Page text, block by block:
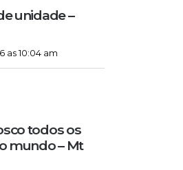
unidade –
as 10:04 am
todos os
mundo – Mt